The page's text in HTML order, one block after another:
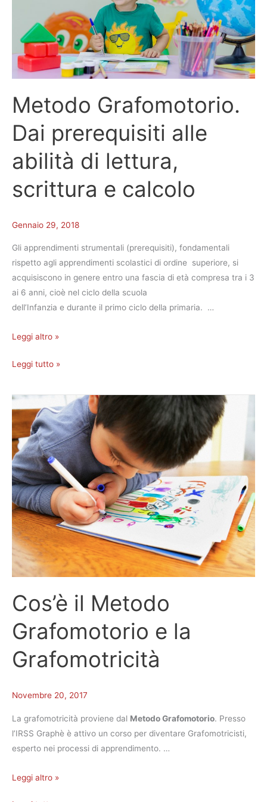
Metodo Grafomotorio.
Dai prerequisiti alle
abilità di lettura,
scrittura e calcolo
Gennaio 29, 2018
Gli apprendimenti strumentali (prerequisiti), fondamentali
rispetto agli apprendimenti scolastici di ordine superiore, si
acquisiscono in genere entro una fascia di età compresa tra i 3
ai 6 anni, cioè nel ciclo della scuola
dell’Infanzia e durante il primo ciclo della primaria. …
lettura,
scrittura
calcolo
Leggi altro »
lettura,
scrittura
calcolo
Leggi tutto »
Cos’è il Metodo
Grafomotorio e la
Grafomotricità
Novembre 20, 2017
La grafomotricità proviene dal Metodo Grafomotorio. Presso
l’IRSS Graphè è attivo un corso per diventare Grafomotricisti,
esperto nei processi di apprendimento. …
Cos’è
il
Metodo
Grafomotorio
e
la
Grafomotricità
Leggi altro »
Cos’è
il
Metodo
Grafomotorio
e
la
Grafomotricità